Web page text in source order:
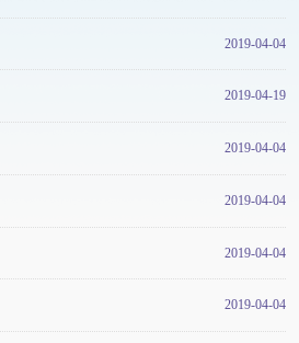
2019-04-04
2019-04-19
2019-04-04
2019-04-04
2019-04-04
2019-04-04